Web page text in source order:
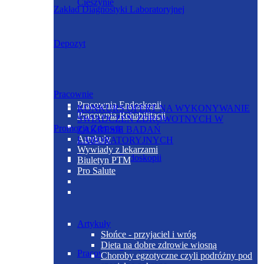
Zakład Diagnostyki Laboratoryjnej
Pracownie
Pracownia Endoskopii
Pracownia Rehabilitacji
Pracownia Endoskopii
Pracownia Rehabilitacji
Depozyt
Promocja Zdrowia
Artykuły
Wywiady z lekarzami
Biuletyn PTM
Pro Salute
Artykuły
Słońce - przyjaciel i wróg
Dieta na dobre zdrowie wiosną
Choroby egzotyczne czyli podróżny pod
Cieszynie
KONKURS OFERT NA WYKONYWANIE
ŚWIADCZEŃ ZDROWOTNYCH W
ZAKRESIE BADAŃ
LABORATORYJNYCH